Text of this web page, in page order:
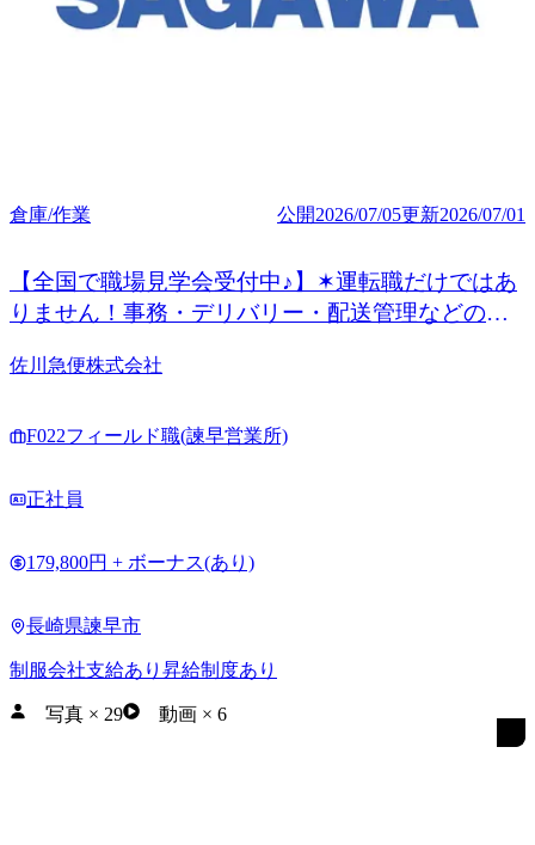
倉庫/作業 公開2026/07/05更新2026/07/01
【全国で職場見学会受付中♪】✶運転職だけではあ
りません！事務・デリバリー・配送管理などの非
佐川急便株式会社
F022フィールド職(諫早営業所)
正社員
179,800円 + ボーナス(あり)
長崎県諫早市
制服会社支給あり 昇給制度あり
写真 × 29 動画 × 6